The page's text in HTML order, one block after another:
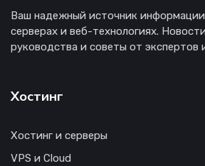
Ваш надежный источник информации
серверах и веб-технологиях.
руководства и советы от экспертов
Хостинг
Хостинг и серверы
VPS и Cloud